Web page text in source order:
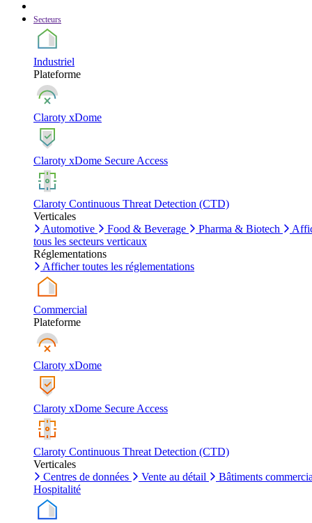
Secteurs
Industriel
Plateforme
Claroty xDome
Claroty xDome Secure Access
Claroty Continuous Threat Detection (CTD)
Verticales
Automotive
Food & Beverage Pharma & Biotech
tous les secteurs verticaux
Réglementations
Afficher toutes les réglementations
Commercial
Plateforme
Claroty xDome
Claroty xDome Secure Access
Claroty Continuous Threat Detection (CTD)
Verticales
Centres de données
Vente au détail
Bâtiments
Hospitalité